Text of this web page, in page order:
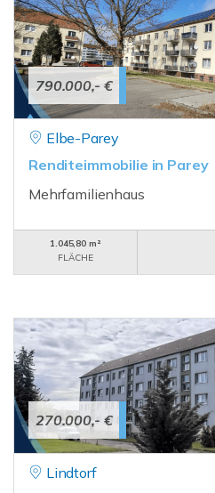
790.000,- €
Elbe-Parey
Renditeimmobilie in Parey
Mehrfamilienhaus
1.045,80 m²
FLÄCHE
270.000,- €
Lindtorf